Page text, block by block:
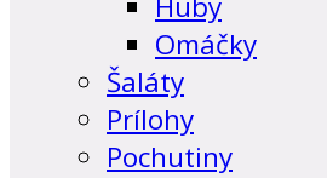
Omáčky
Šaláty
Prílohy
Pochutiny